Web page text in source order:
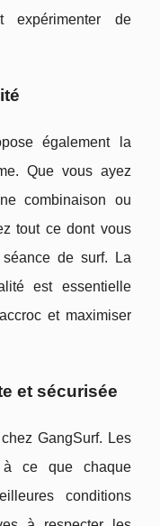
expérimenter de
également la
Que vous ayez
combinaison ou
tout ce dont vous
de surf. La
est essentielle
et maximiser
et sécurisée
GangSurf. Les
à ce que chaque
conditions